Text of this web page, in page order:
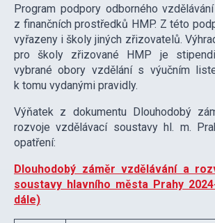
Program podpory odborného
z finančních prostředků HMP. Z této
vyřazeny i školy jiných zřizovatelů.
pro školy zřizované HMP je
vybrané obory vzdělání s výučním
k tomu vydanými pravidly.
Výňatek z dokumentu Dlouhodobý
rozvoje vzdělávací soustavy hl. m.
opatření:
Dlouhodobý záměr vzdělávání a
soustavy hlavního města Prahy
dále)